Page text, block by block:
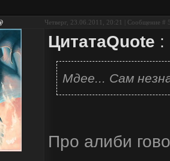
Четверг, 23.06.2011, 20:21 | Сообщение #
ЦитатаQuote :
Мдее... Сам
Про алиби